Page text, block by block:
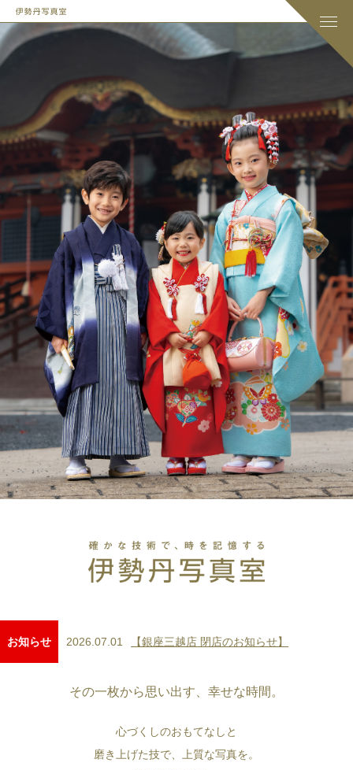
お知らせ 2026.07.01 【銀座三越店 閉店のお知らせ】
その一枚から思い出す、幸せな時間。
心づくしのおもてなしと
磨き上げた技で、上質な写真を。